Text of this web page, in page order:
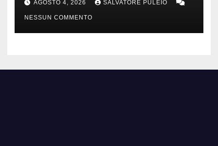
AGOSTO 4, 2026 SALVATORE PULEIO
NESSUN COMMENTO